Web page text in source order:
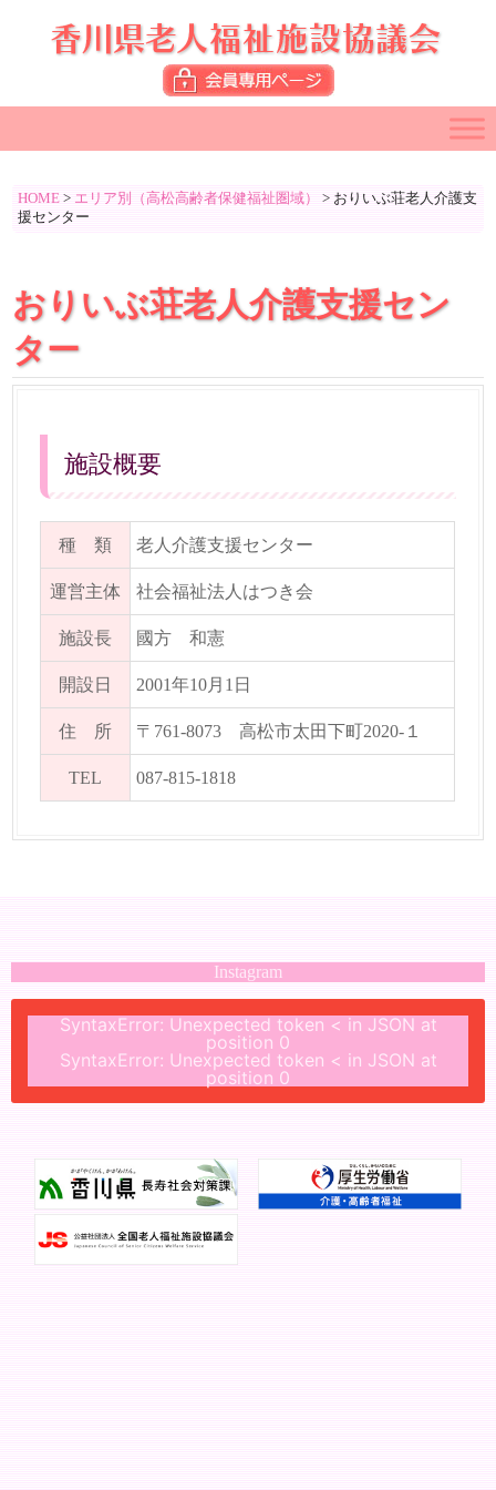
HOME > エリア別（高松高齢者保健福祉圏域） > おりいぶ荘老人介護支
援センター
おりいぶ荘老人介護支援セン
ター
施設概要
種 類 老人介護支援センター
運営主体 社会福祉法人はつき会
施設長 國方 和憲
開設日 2001年10月1日
住 所 〒761-8073 高松市太田下町2020-１
TEL 087-815-1818
Instagram
SyntaxError: Unexpected token < in JSON at
position 0
SyntaxError: Unexpected token < in JSON at
position 0